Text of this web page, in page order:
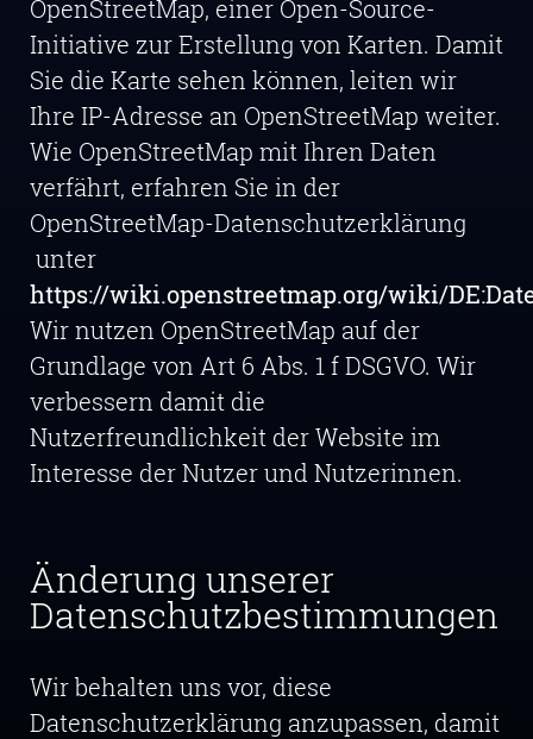
OpenStreetMap, einer Open-Source-
Initiative zur Erstellung von Karten. Damit
Sie die Karte sehen können, leiten wir
Ihre IP-Adresse an OpenStreetMap weiter.
Wie OpenStreetMap mit Ihren Daten
verfährt, erfahren Sie in der
OpenStreetMap-Datenschutzerklärung
unter
https://wiki.openstreetmap.org/wiki/
Wir nutzen OpenStreetMap auf der
Grundlage von Art 6 Abs. 1 f DSGVO. Wir
verbessern damit die
Nutzerfreundlichkeit der Website im
Interesse der Nutzer und Nutzerinnen.
Änderung unserer
Datenschutzbestimmungen
Wir behalten uns vor, diese
Datenschutzerklärung anzupassen, damit